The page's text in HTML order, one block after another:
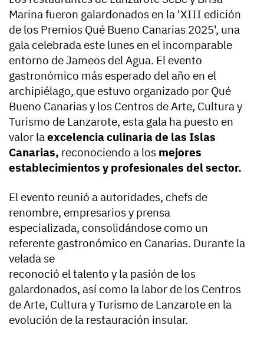
Marina fueron galardonados en la 'XIII edición
de los Premios Qué Bueno Canarias 2025', una
gala celebrada este lunes en el incomparable
entorno de Jameos del Agua. El evento
gastronómico más esperado del año en el
archipiélago, que estuvo organizado por Qué
Bueno Canarias y los Centros de Arte, Cultura y
Turismo de Lanzarote, esta gala ha puesto en
valor laexcelencia culinaria de las Islas
Canarias, reconociendo a los mejores
establecimientos y profesionales del sector.
El evento reunió a autoridades, chefs de
renombre, empresarios y prensa
especializada, consolidándose como un
referente gastronómico en Canarias. Durante la
velada se
reconoció el talento y la pasión de los
galardonados, así como la labor de los Centros
de Arte, Cultura y Turismo de Lanzarote en la
evolución de la restauración insular.